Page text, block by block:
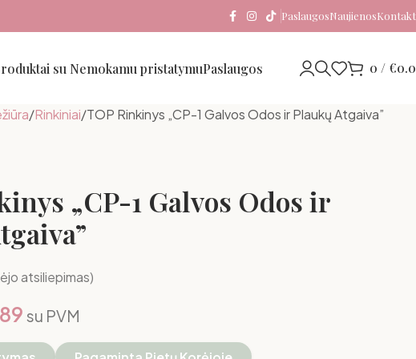
PaslaugosNaujienos
su Nemokamu pristatymuPaslaugos 0 / €
Rinkiniai TOP Rinkinys „CP-1 Galvos Odos ir Plaukų Atgaiva”
„CP-1 Galvos Odos ir
atsiliepimas)
su PVM